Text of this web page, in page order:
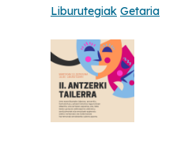
Liburutegiak Getaria